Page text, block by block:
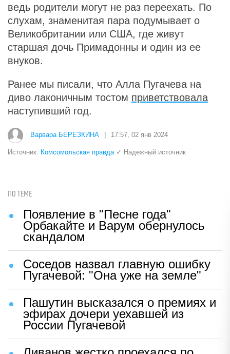
ведь родители могут не раз переехать. По
слухам, знаменитая пара подумывает о
Великобритании или США, где живут
старшая дочь Примадонны и один из ее
внуков.
Ранее мы писали, что Алла Пугачева на
диво лаконичным тостом приветствовала
наступивший год.
Варвара БЕРЕЗКИНА 17:57, 02 янв 2024
Источник: Комсомольская правда ✓ Надежный источник
ПО ТЕМЕ
Появление в "Песне года"
Орбакайте и Варум обернулось
скандалом
Соседов назвал главную ошибку
Пугачевой: "Она уже на земле"
Пашутин высказался о премиях и
эфирах дочери уехавшей из
России Пугачевой